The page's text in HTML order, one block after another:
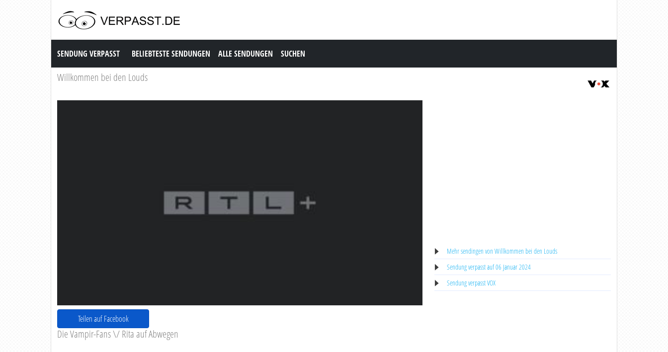
Sendung Verpasst
SENDUNG VERPASST BELIEBTESTE SENDUNGEN ALLE SENDUNGEN SUCHEN
Willkommen bei den Louds
Teilen auf Facebook
Die Vampir-Fans \/ Rita auf Abwegen
Mehr sendingen von Willkommen bei den Louds
Sendung verpasst auf 06 Januar 2024
Sendung verpasst VOX